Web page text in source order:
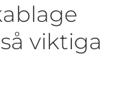
viktiga